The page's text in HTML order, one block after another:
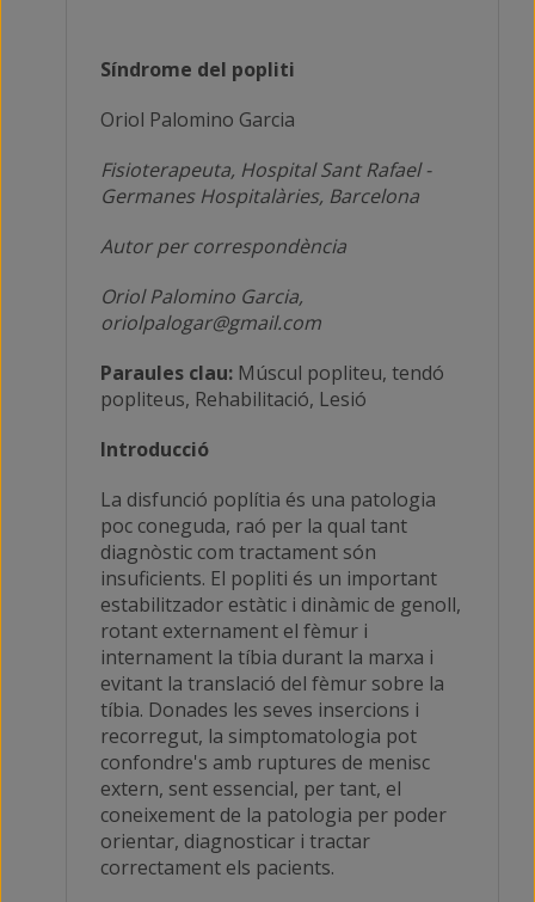
Síndrome del popliti
Oriol Palomino Garcia
Fisioterapeuta, Hospital Sant Rafael -
Germanes Hospitalàries, Barcelona
Autor per correspondència
Oriol Palomino Garcia,
oriolpalogar@gmail.com
Paraules clau: Múscul popliteu, tendó
popliteus, Rehabilitació, Lesió
Introducció
La disfunció poplítia és una patologia
poc coneguda, raó per la qual tant
diagnòstic com tractament són
insuficients. El popliti és un important
estabilitzador estàtic i dinàmic de genoll,
rotant externament el fèmur i
internament la tíbia durant la marxa i
evitant la translació del fèmur sobre la
tíbia. Donades les seves insercions i
recorregut, la simptomatologia pot
confondre's amb ruptures de menisc
extern, sent essencial, per tant, el
coneixement de la patologia per poder
orientar, diagnosticar i tractar
correctament els pacients.